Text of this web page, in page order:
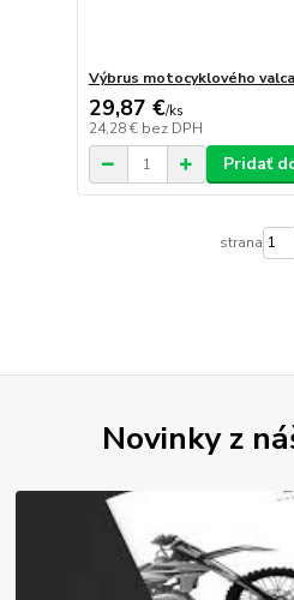
Výbrus motocyklového valca
29,87 €/ks
24,28 € bez DPH
Pridať
strana
Novinky z